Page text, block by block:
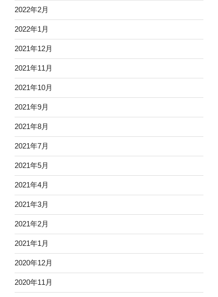
2022年2月
2022年1月
2021年12月
2021年11月
2021年10月
2021年9月
2021年8月
2021年7月
2021年5月
2021年4月
2021年3月
2021年2月
2021年1月
2020年12月
2020年11月